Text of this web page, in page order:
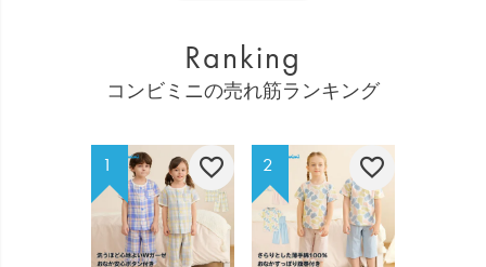
Ranking
コンビミニの売れ筋ランキング